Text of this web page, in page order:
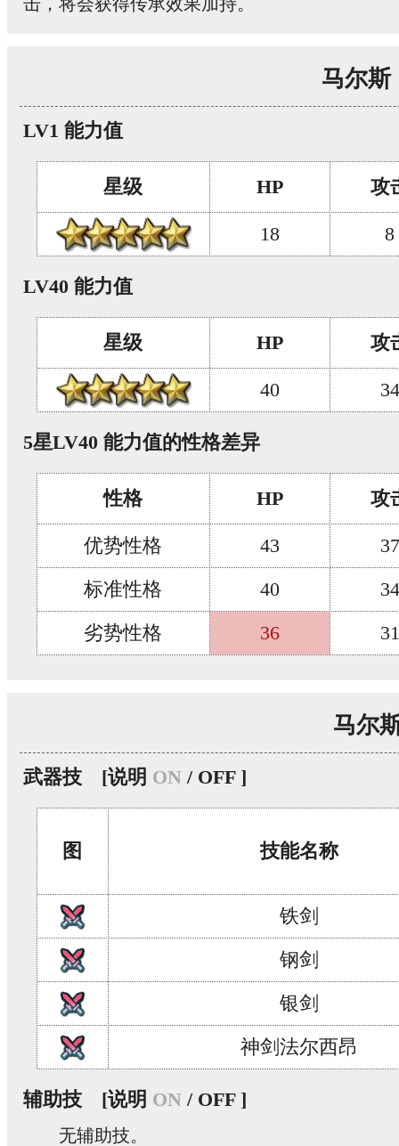
马尔斯
LV1 能力值
星级 HP 攻
18 8
LV40 能力值
星级 HP 攻
40 34
5星LV40 能力值的性格差异
性格 HP 攻
优势性格 43
37
标准性格
40
34
劣势性格
36 31
马尔
武器技 [说明 ON / OFF ]
图 技能名称
铁剑
钢剑
银剑
神剑法尔西昂
辅助技 [说明 ON / OFF ]
无辅助技。